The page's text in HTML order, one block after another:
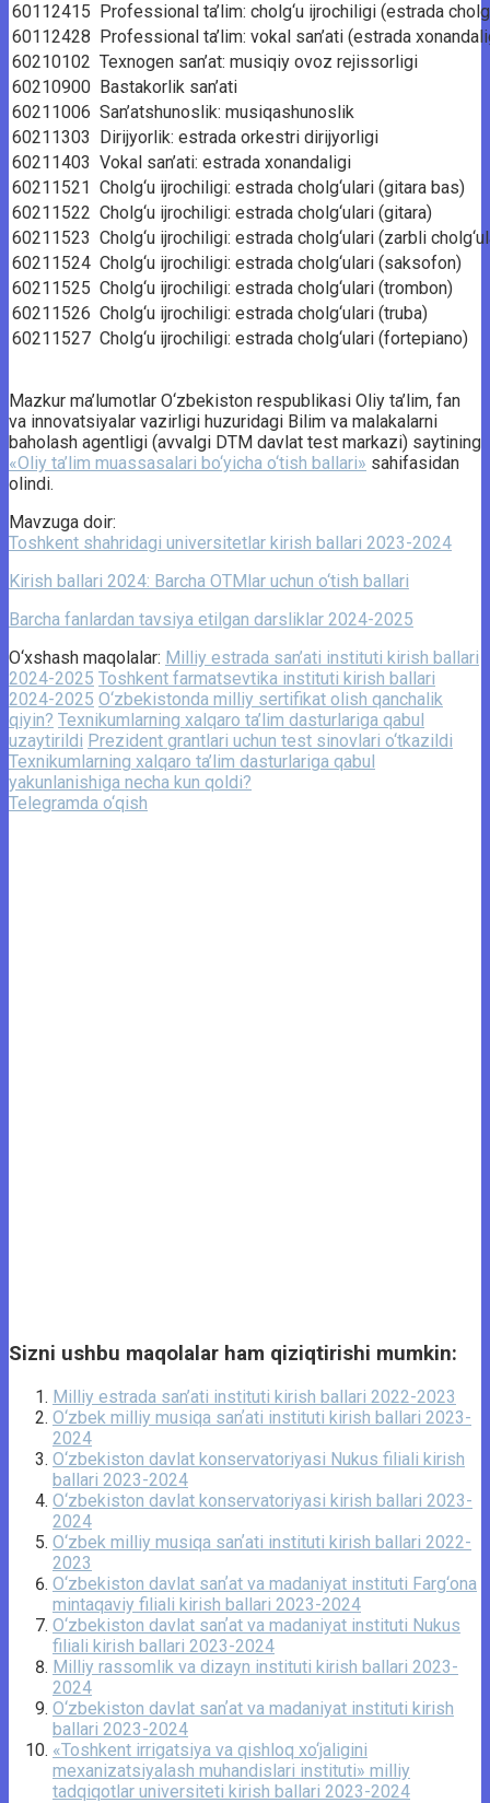
60112415
Professional ta’lim: cholg‘u ijrochiligi (estrada
60112428
Professional ta’lim: vokal san’ati (estrada
60210102 Texnogen san’at: musiqiy ovoz rejissorligi
60210900 Bastakorlik san’ati
60211006 San’atshunoslik: musiqashunoslik
60211303
Dirijyorlik: estrada orkestri dirijyorligi
60211403 Vokal san’ati: estrada xonandaligi
60211521 Cholg‘u ijrochiligi: estrada cholg‘ulari (gitara bas)
60211522 Cholg‘u ijrochiligi: estrada cholg‘ulari (gitara)
60211523 Cholg‘u ijrochiligi: estrada cholg‘ulari (zarbli
60211524 Cholg‘u ijrochiligi: estrada cholg‘ulari (saksofon)
60211525 Cholg‘u ijrochiligi: estrada cholg‘ulari (trombon)
60211526 Cholg‘u ijrochiligi: estrada cholg‘ulari (truba)
60211527 Cholg‘u ijrochiligi: estrada cholg‘ulari (fortepiano)
Mazkur ma’lumotlar O‘zbekiston respublikasi Oliy ta’lim, fan
va innovatsiyalar vazirligi huzuridagi Bilim va malakalarni
baholash agentligi (avvalgi DTM davlat test markazi) saytining
«Oliy ta’lim muassasalari bo‘yicha o‘tish ballari» sahifasidan
olindi.
Mavzuga doir:
Toshkent shahridagi universitetlar kirish ballari 2023-2024
Kirish ballari 2024: Barcha OTMlar uchun o‘tish ballari
Barcha fanlardan tavsiya etilgan darsliklar 2024-2025
O‘xshash maqolalar: Milliy estrada san’ati instituti kirish ballari
2024-2025 Toshkent farmatsevtika instituti kirish ballari
2024-2025 O‘zbekistonda milliy sertifikat olish qanchalik
qiyin? Texnikumlarning xalqaro ta’lim dasturlariga qabul
uzaytirildi Prezident grantlari uchun test sinovlari o‘tkazildi
Texnikumlarning xalqaro ta’lim dasturlariga qabul
yakunlanishiga necha kun qoldi?
Telegramda o‘qish
Sizni ushbu maqolalar ham qiziqtirishi mumkin:
Milliy estrada san’ati instituti kirish ballari 2022-2023
O‘zbek milliy musiqa sanʼati instituti kirish ballari 2023-
2024
O‘zbekiston davlat konservatoriyasi Nukus filiali kirish
ballari 2023-2024
O‘zbekiston davlat konservatoriyasi kirish ballari 2023-
2024
O‘zbek milliy musiqa sanʼati instituti kirish ballari 2022-
2023
O‘zbekiston davlat sanʼat va madaniyat instituti Farg‘ona
mintaqaviy filiali kirish ballari 2023-2024
O‘zbekiston davlat sanʼat va madaniyat instituti Nukus
filiali kirish ballari 2023-2024
Milliy rassomlik va dizayn instituti kirish ballari 2023-
2024
O‘zbekiston davlat sanʼat va madaniyat instituti kirish
ballari 2023-2024
«Toshkent irrigatsiya va qishloq xo‘jaligini
mexanizatsiyalash muhandislari instituti» milliy
tadqiqotlar universiteti kirish ballari 2023-2024